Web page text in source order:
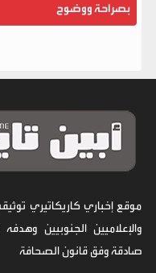
بصراحة ووضوح
موقع إخباري كاريكاتيري
والإعلاميين الجنوبيين
صادقة وفق قانون الصحافة